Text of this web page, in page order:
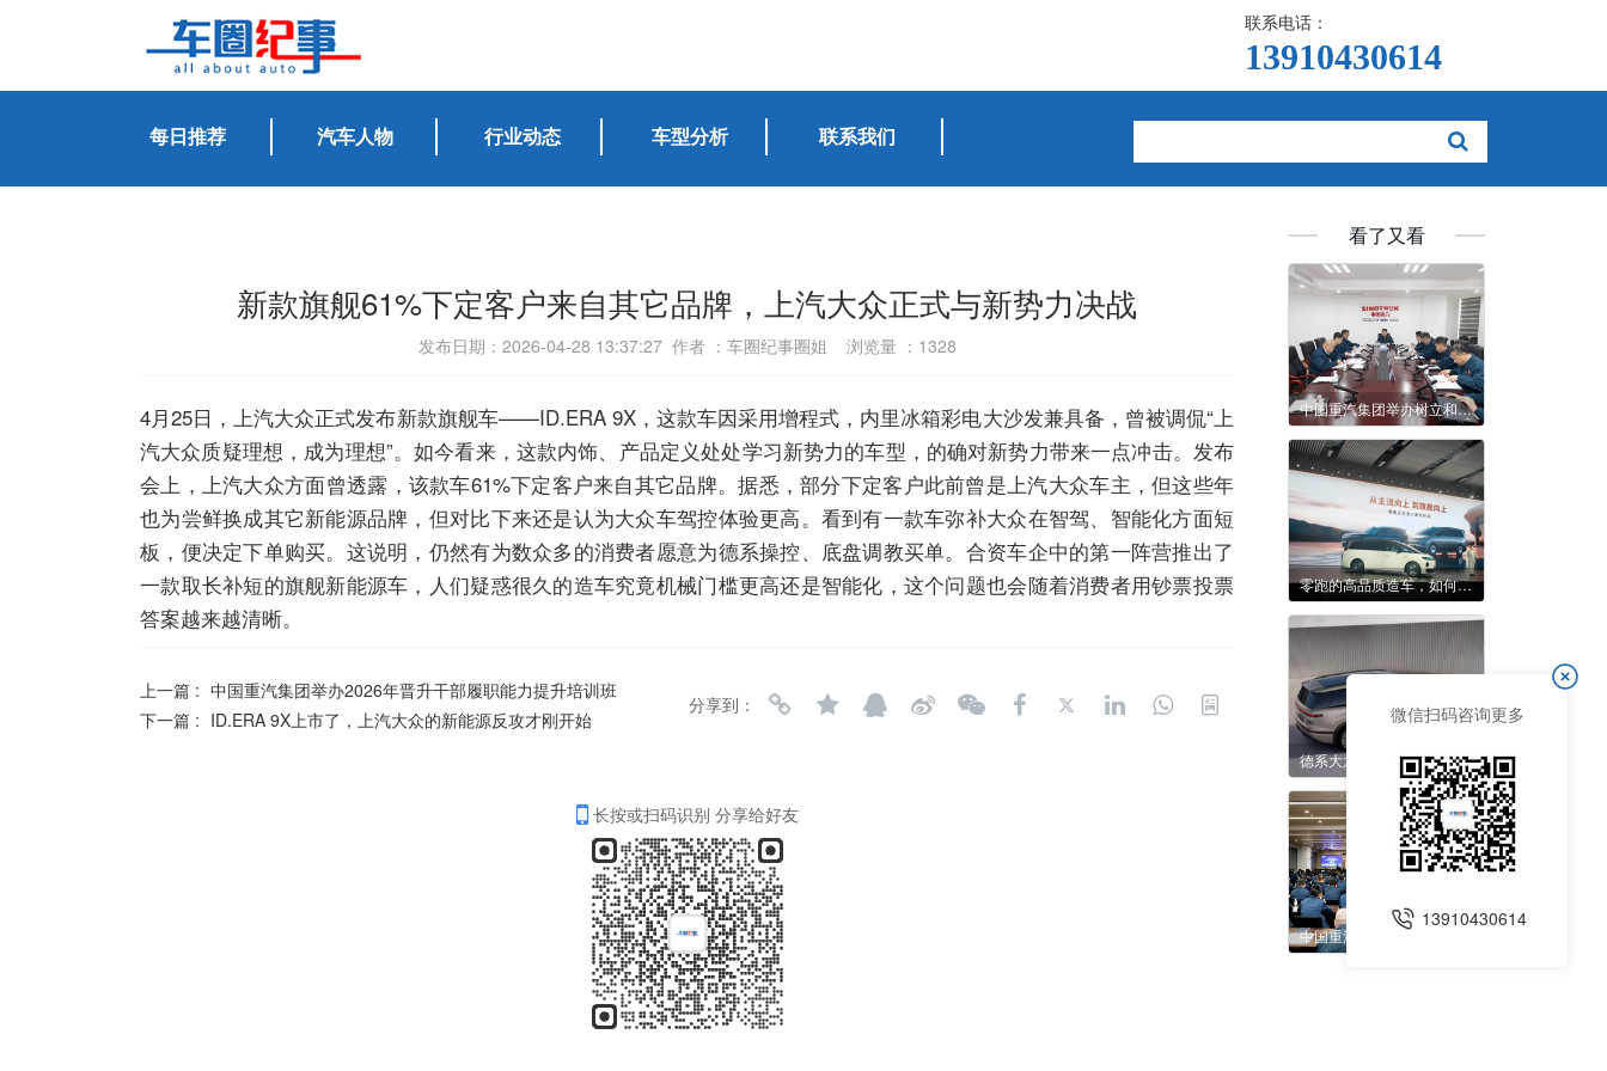
联系电话：
13910430614
每日推荐 汽车人物 行业动态 车型分析 联系我们
新款旗舰61%下定客户来自其它品牌，上汽大众正式与新势力决战
发布日期：2026-04-28 13:37:27 作者 ：车圈纪事圈姐 浏览量 ： 1328
4月25日，上汽大众正式发布新款旗舰车——ID.ERA 9X，这款车因采用增程式，内里冰箱彩电大沙发兼具备，曾被调侃“上
汽大众质疑理想，成为理想”。如今看来，这款内饰、产品定义处处学习新势力的车型，的确对新势力带来一点冲击。发布
会上，上汽大众方面曾透露，该款车61%下定客户来自其它品牌。据悉，部分下定客户此前曾是上汽大众车主，但这些年
也为尝鲜换成其它新能源品牌，但对比下来还是认为大众车驾控体验更高。看到有一款车弥补大众在智驾、智能化方面短
板，便决定下单购买。这说明，仍然有为数众多的消费者愿意为德系操控、底盘调教买单。合资车企中的第一阵营推出了
一款取长补短的旗舰新能源车，人们疑惑很久的造车究竟机械门槛更高还是智能化，这个问题也会随着消费者用钞票投票
答案越来越清晰。
上一篇 : 中国重汽集团举办2026年晋升干部履职能力提升培训班
下一篇 : ID.ERA 9X上市了，上汽大众的新能源反攻才刚开始
分享到：
长按或扫码识别 分享给好友
看了又看
中国重汽集团举办树立和践行正确政绩观学习教育专题读书班
零跑的高品质造车，如何践行在D99上？
德系大六座增程SUV正视听，示范什么才是“给到用户真正的价值”
微信扫码咨询更多
13910430614